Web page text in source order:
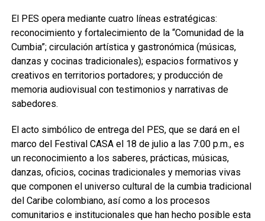
El PES opera mediante cuatro líneas estratégicas:
reconocimiento y fortalecimiento de la “Comunidad de la
Cumbia”; circulación artística y gastronómica (músicas,
danzas y cocinas tradicionales); espacios formativos y
creativos en territorios portadores; y producción de
memoria audiovisual con testimonios y narrativas de
sabedores.
El acto simbólico de entrega del PES, que se dará en el
marco del Festival CASA el 18 de julio a las 7:00 p.m., es
un reconocimiento a los saberes, prácticas, músicas,
danzas, oficios, cocinas tradicionales y memorias vivas
que componen el universo cultural de la cumbia tradicional
del Caribe colombiano, así como a los procesos
comunitarios e institucionales que han hecho posible esta